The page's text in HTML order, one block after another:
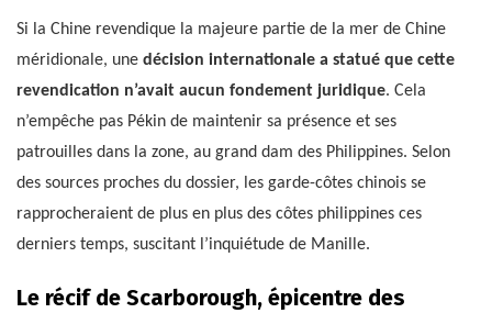
Si la Chine revendique la majeure partie de la mer de Chine
méridionale, une décision internationale a statué que cette
revendication n’avait aucun fondement juridique. Cela
n’empêche pas Pékin de maintenir sa présence et ses
patrouilles dans la zone, au grand dam des Philippines. Selon
des sources proches du dossier, les garde-côtes chinois se
rapprocheraient de plus en plus des côtes philippines ces
derniers temps, suscitant l’inquiétude de Manille.
Le récif de Scarborough, épicentre des